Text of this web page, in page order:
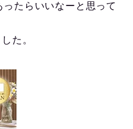
たらいいなーと思って
た。